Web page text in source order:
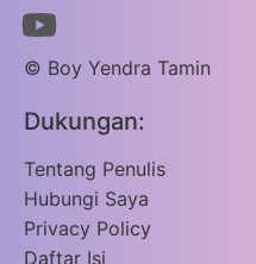
© Boy Yendra Tamin
Dukungan:
Tentang Penulis
Hubungi Saya
Privacy Policy
Daftar Isi